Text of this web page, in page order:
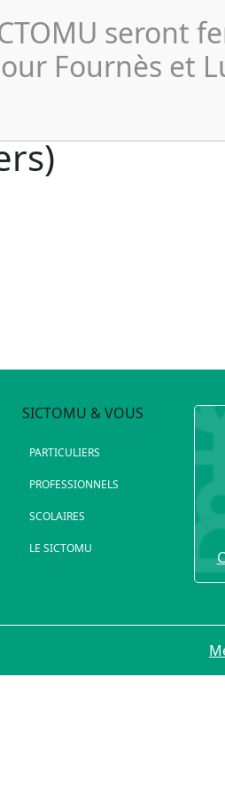
Ressources
SICTOMU & VOUS
PARTICULIERS
PROFESSIONNELS
SCOLAIRES
LE SICTOMU
seront
Fournès et